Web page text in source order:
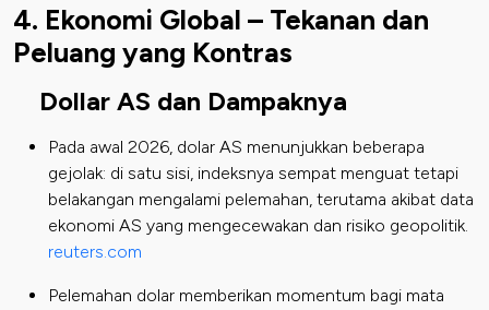
4. Ekonomi Global – Tekanan dan
Peluang yang Kontras
Dollar AS dan Dampaknya
Pada awal 2026, dolar AS menunjukkan beberapa
gejolak: di satu sisi, indeksnya sempat menguat tetapi
belakangan mengalami pelemahan, terutama akibat data
ekonomi AS yang mengecewakan dan risiko geopolitik.
reuters.com
Pelemahan dolar memberikan momentum bagi mata